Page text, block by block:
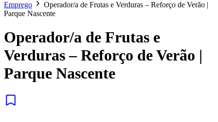
Emprego
Operador/a de Frutas e Verduras – Reforço de Verão |
Parque Nascente
Operador/a de Frutas e
Verduras – Reforço de Verão |
Parque Nascente